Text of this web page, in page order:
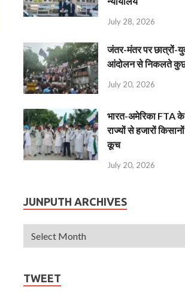
July 28, 2026
जंतर-मंतर पर छात्रों-
आंदोलन से निकलते
July 20, 2026
भारत-अमेरिका FTA
राज्यों से हजारों
कूच
July 20, 2026
JUNPUTH ARCHIVES
TWEET